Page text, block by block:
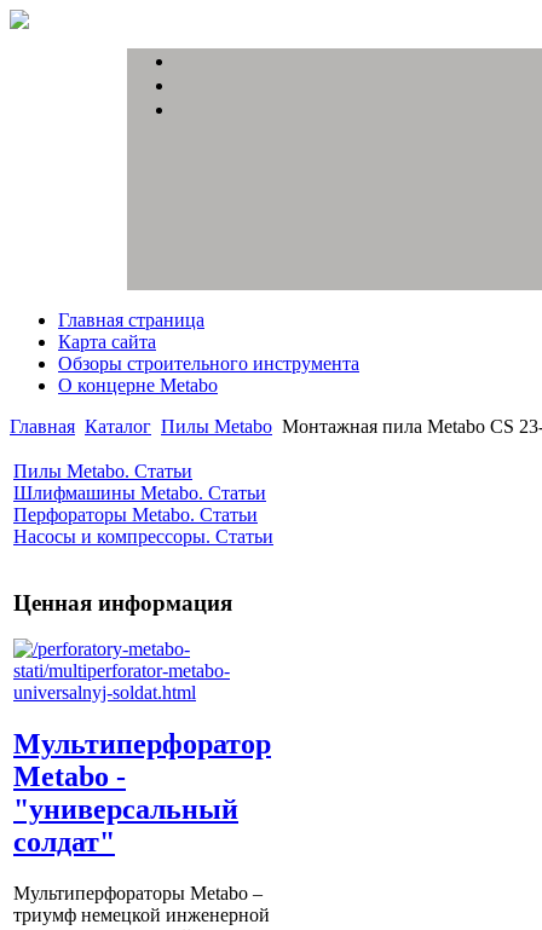
Главная страница
Карта сайта
Обзоры строительного инструмента
О концерне Metabo
Главная Каталог Пилы Metabo Монтажная пила Metabo CS
Пилы Metabo. Статьи
Шлифмашины Metabo. Статьи
Перфораторы Metabo. Статьи
Насосы и компрессоры. Статьи
Ценная информация
Мультиперфоратор
Metabo -
"универсальный
солдат"
Мультиперфораторы Metabo –
триумф немецкой инженерной